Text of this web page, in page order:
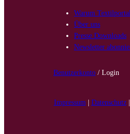
Warum
Über uns
Presse Downloads
Newsletter
Benutzerkonto / Login
Impressum| Datenschutz|